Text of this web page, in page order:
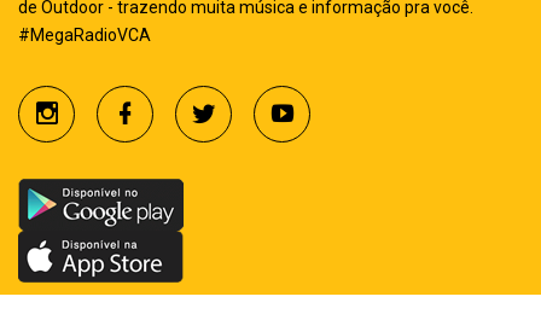
de Outdoor - trazendo muita música e informação pra você.
#MegaRadioVCA